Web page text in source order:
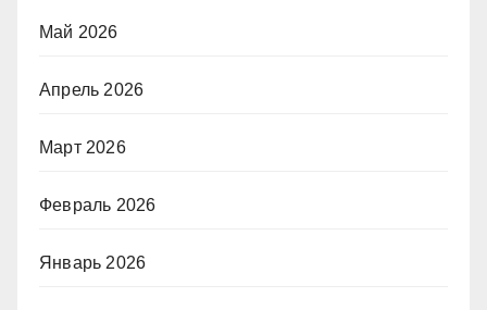
Май 2026
Апрель 2026
Март 2026
Февраль 2026
Январь 2026